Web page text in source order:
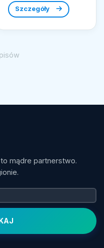
wzornictwem....
Szczegóły
mądre partnerstwo.